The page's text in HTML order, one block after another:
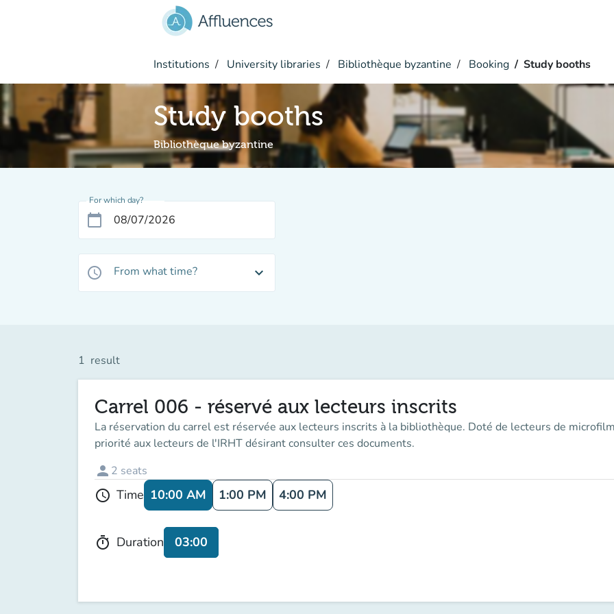
Institutions University libraries Bibliothèque byzantine Booking Study booths
Study booths
Bibliothèque byzantine
For which day?
calendar_today
access_time From what time? expand_more
1 result
Carrel 006 - réservé aux lecteurs inscrits
La réservation du carrel est réservée aux lecteurs inscrits à la bibliothèque. Doté de lecteurs de
priorité aux lecteurs de l'IRHT désirant consulter ces documents.
person 2 seats
schedule Time 10:00 AM 1:00 PM 4:00 PM
timer Duration 03:00